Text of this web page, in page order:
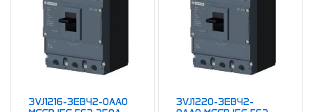
3VJ1216-3EB42-0AA0
3VJ1220-3EB42-